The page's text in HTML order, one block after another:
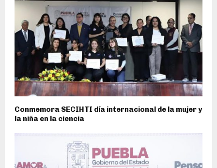
Conmemora SECIHTI día internacional de la mujer y
la niña en la ciencia